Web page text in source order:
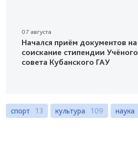
07 августа
Начался приём документов на
соискание стипендии Учёного
совета Кубанского ГАУ
спорт 13 культура 109 наука